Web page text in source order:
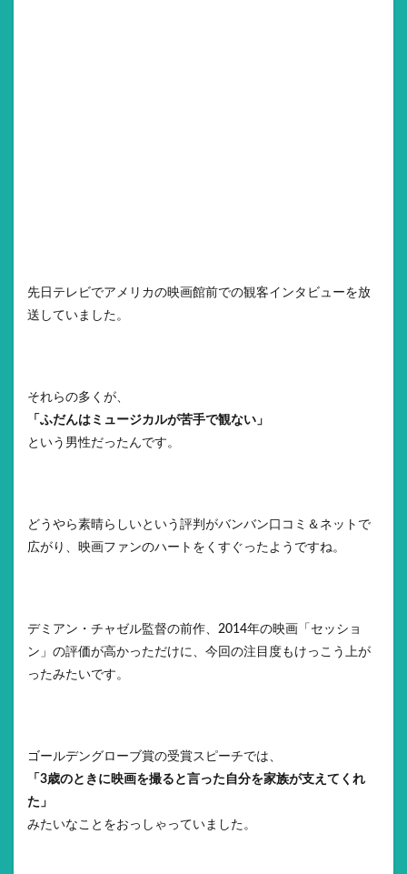
先日テレビでアメリカの映画館前での観客インタビューを放
送していました。
それらの多くが、
「ふだんはミュージカルが苦手で観ない」
という男性だったんです。
どうやら素晴らしいという評判がバンバン口コミ＆ネットで
広がり、映画ファンのハートをくすぐったようですね。
デミアン・チャゼル監督の前作、2014年の映画「セッショ
ン」の評価が高かっただけに、今回の注目度もけっこう上が
ったみたいです。
ゴールデングローブ賞の受賞スピーチでは、
「3歳のときに映画を撮ると言った自分を家族が支えてくれ
た」
みたいなことをおっしゃっていました。